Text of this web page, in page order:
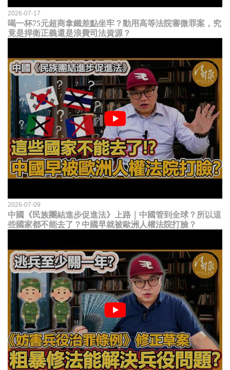
2026-07-17
喝一杯75元超商拿鐵差點坐牢？動用高等法院審微罪案，究
竟是捍衛正義還是浪費司法資源？
2026-07-09
中國《民族團結進步促進法》上路｜中國管到全球？所以這
些國家都不能去了？中國早就被歐洲人權法院打臉？